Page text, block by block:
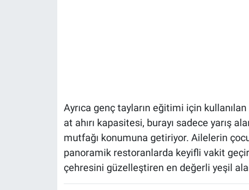
Ayrıca genç tayların eğitimi için
at ahırı kapasitesi, burayı sadece yarış
mutfağı konumuna getiriyor. Ailelerin
panoramik restoranlarda keyifli vakit
çehresini güzelleştiren en değerli yeşil